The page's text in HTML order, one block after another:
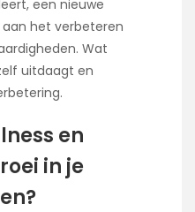
een nieuwe
het verbeteren
Wat
uitdaagt en
en
in je